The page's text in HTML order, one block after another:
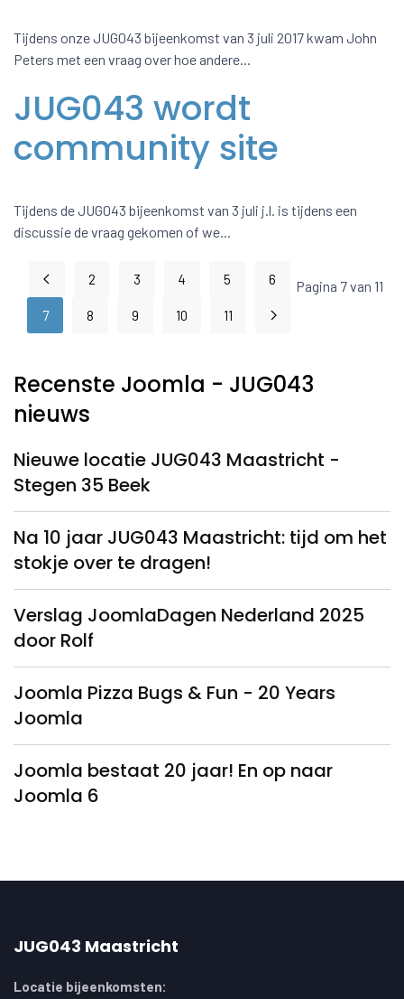
Tijdens onze JUG043 bijeenkomst van 3 juli 2017 kwam John
Peters met een vraag over hoe andere...
JUG043 wordt
community site
Tijdens de JUG043 bijeenkomst van 3 juli j.l. is tijdens een
discussie de vraag gekomen of we...
Pagina 7 van 11
2 3 4 5 6
7 8 9 10 11
Recenste Joomla - JUG043
nieuws
Nieuwe locatie JUG043 Maastricht -
Stegen 35 Beek
Na 10 jaar JUG043 Maastricht: tijd om het
stokje over te dragen!
Verslag JoomlaDagen Nederland 2025
door Rolf
Joomla Pizza Bugs & Fun - 20 Years
Joomla
Joomla bestaat 20 jaar! En op naar
Joomla 6
JUG043 Maastricht
Locatie bijeenkomsten: